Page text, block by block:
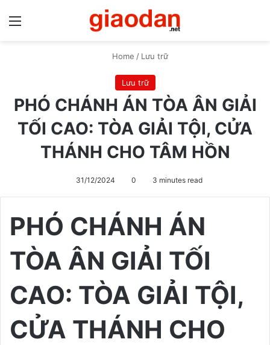
Home / Lưu trữ
Lưu trữ
PHÓ CHÁNH ÁN TÒA ÂN GIẢI
TỐI CAO: TÒA GIẢI TỘI, CỬA
THÁNH CHO TÂM HỒN
31/12/2024 0 3 minutes read
PHÓ CHÁNH ÁN
TÒA ÂN GIẢI TỐI
CAO: TÒA GIẢI TỘI,
CỬA THÁNH CHO